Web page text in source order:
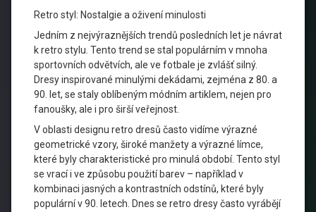
Retro styl: Nostalgie a oživení minulosti
Jedním z nejvýraznějších trendů posledních let je návrat
k retro stylu. Tento trend se stal populárním v mnoha
sportovních odvětvích, ale ve fotbale je zvlášť silný.
Dresy inspirované minulými dekádami, zejména z 80. a
90. let, se staly oblíbeným módním artiklem, nejen pro
fanoušky, ale i pro širší veřejnost.
V oblasti designu retro dresů často vidíme výrazné
geometrické vzory, široké manžety a výrazné límce,
které byly charakteristické pro minulá období. Tento styl
se vrací i ve způsobu použití barev – například v
kombinaci jasných a kontrastních odstínů, které byly
populární v 90. letech. Dnes se retro dresy často vyrábějí